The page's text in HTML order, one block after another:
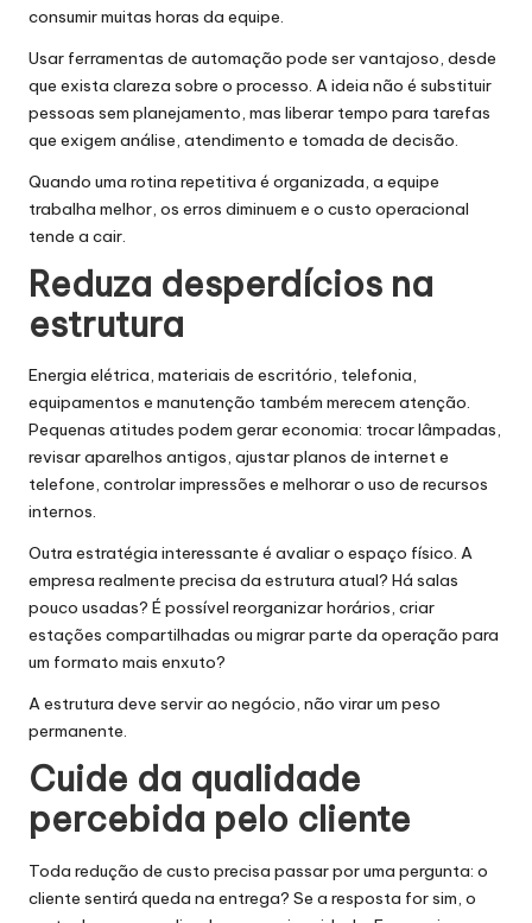
consumir muitas horas da equipe.
Usar ferramentas de automação pode ser vantajoso, desde
que exista clareza sobre o processo. A ideia não é substituir
pessoas sem planejamento, mas liberar tempo para tarefas
que exigem análise, atendimento e tomada de decisão.
Quando uma rotina repetitiva é organizada, a equipe
trabalha melhor, os erros diminuem e o custo operacional
tende a cair.
Reduza desperdícios na
estrutura
Energia elétrica, materiais de escritório, telefonia,
equipamentos e manutenção também merecem atenção.
Pequenas atitudes podem gerar economia: trocar lâmpadas,
revisar aparelhos antigos, ajustar planos de internet e
telefone, controlar impressões e melhorar o uso de recursos
internos.
Outra estratégia interessante é avaliar o espaço físico. A
empresa realmente precisa da estrutura atual? Há salas
pouco usadas? É possível reorganizar horários, criar
estações compartilhadas ou migrar parte da operação para
um formato mais enxuto?
A estrutura deve servir ao negócio, não virar um peso
permanente.
Cuide da qualidade
percebida pelo cliente
Toda redução de custo precisa passar por uma pergunta: o
cliente sentirá queda na entrega? Se a resposta for sim, o